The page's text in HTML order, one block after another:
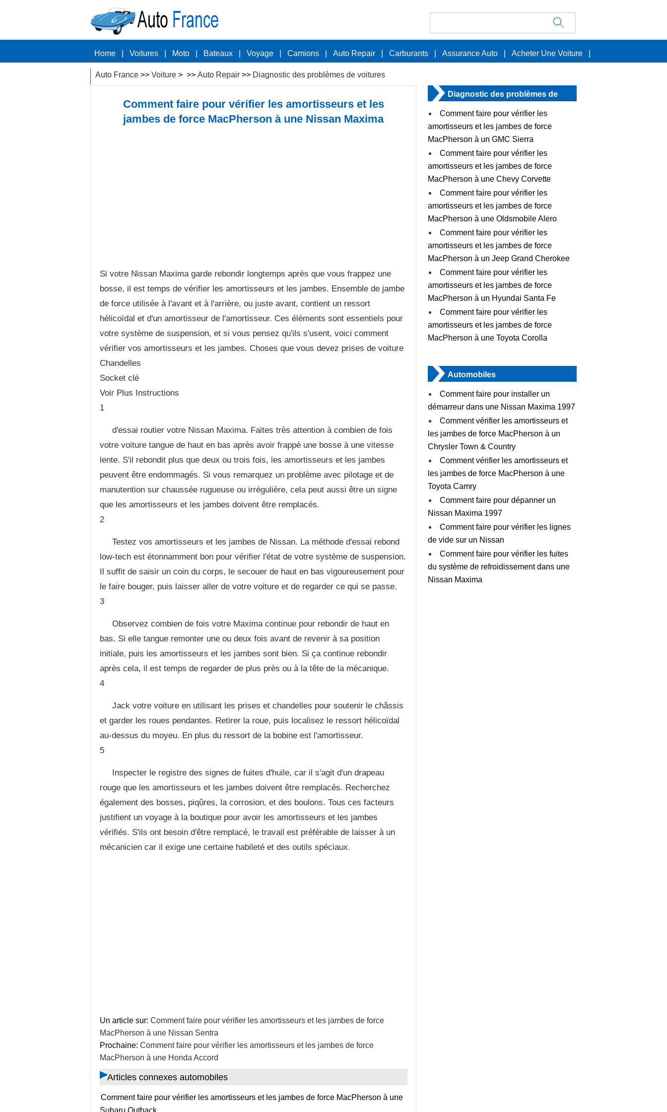
Home Voitures Moto Bateaux Voyage Camions Auto Repair Carburants Assurance Auto Acheter Une Voiture
Auto France >> Voiture > >> Auto Repair >> Diagnostic des problèmes de voitures
Comment faire pour vérifier les amortisseurs et les
jambes de force MacPherson à une Nissan Maxima
Si votre Nissan Maxima garde rebondir longtemps après que vous frappez une
bosse, il est temps de vérifier les amortisseurs et les jambes. Ensemble de jambe
de force utilisée à l'avant et à l'arrière, ou juste avant, contient un ressort
hélicoïdal et d'un amortisseur de l'amortisseur. Ces éléments sont essentiels pour
votre système de suspension, et si vous pensez qu'ils s'usent, voici comment
vérifier vos amortisseurs et les jambes. Choses que vous devez prises de voiture
Chandelles
Socket clé
Voir Plus Instructions
1
d'essai routier votre Nissan Maxima. Faites très attention à combien de fois
votre voiture tangue de haut en bas après avoir frappé une bosse à une vitesse
lente. S'il rebondit plus que deux ou trois fois, les amortisseurs et les jambes
peuvent être endommagés. Si vous remarquez un problème avec pilotage et de
manutention sur chaussée rugueuse ou irrégulière, cela peut aussi être un signe
que les amortisseurs et les jambes doivent être remplacés.
2
Testez vos amortisseurs et les jambes de Nissan. La méthode d'essai rebond
low-tech est étonnamment bon pour vérifier l'état de votre système de suspension.
Il suffit de saisir un coin du corps, le secouer de haut en bas vigoureusement pour
le faire bouger, puis laisser aller de votre voiture et de regarder ce qui se passe.
3
Observez combien de fois votre Maxima continue pour rebondir de haut en
bas. Si elle tangue remonter une ou deux fois avant de revenir à sa position
initiale, puis les amortisseurs et les jambes sont bien. Si ça continue rebondir
après cela, il est temps de regarder de plus près ou à la tête de la mécanique.
4
Jack votre voiture en utilisant les prises et chandelles pour soutenir le châssis
et garder les roues pendantes. Retirer la roue, puis localisez le ressort hélicoïdal
au-dessus du moyeu. En plus du ressort de la bobine est l'amortisseur.
5
Inspecter le registre des signes de fuites d'huile, car il s'agit d'un drapeau
rouge que les amortisseurs et les jambes doivent être remplacés. Recherchez
également des bosses, piqûres, la corrosion, et des boulons. Tous ces facteurs
justifient un voyage à la boutique pour avoir les amortisseurs et les jambes
vérifiés. S'ils ont besoin d'être remplacé, le travail est préférable de laisser à un
mécanicien car il exige une certaine habileté et des outils spéciaux.
Un article sur: Comment faire pour vérifier les amortisseurs et les jambes de force
MacPherson à une Nissan Sentra
Prochaine: Comment faire pour vérifier les amortisseurs et les jambes de force
MacPherson à une Honda Accord
Articles connexes automobiles
Comment faire pour vérifier les amortisseurs et les jambes de force MacPherson à une
Subaru Outback
Diagnostic des problèmes de
Comment faire pour vérifier les
amortisseurs et les jambes de force
MacPherson à un GMC Sierra
Comment faire pour vérifier les
amortisseurs et les jambes de force
MacPherson à une Chevy Corvette
Comment faire pour vérifier les
amortisseurs et les jambes de force
MacPherson à une Oldsmobile Alero
Comment faire pour vérifier les
amortisseurs et les jambes de force
MacPherson à un Jeep Grand Cherokee
Comment faire pour vérifier les
amortisseurs et les jambes de force
MacPherson à un Hyundai Santa Fe
Comment faire pour vérifier les
amortisseurs et les jambes de force
MacPherson à une Toyota Corolla
Automobiles
Comment faire pour installer un
démarreur dans une Nissan Maxima 1997
Comment vérifier les amortisseurs et
les jambes de force MacPherson à un
Chrysler Town & Country
Comment vérifier les amortisseurs et
les jambes de force MacPherson à une
Toyota Camry
Comment faire pour dépanner un
Nissan Maxima 1997
Comment faire pour vérifier les lignes
de vide sur un Nissan
Comment faire pour vérifier les fuites
du système de refroidissement dans une
Nissan Maxima